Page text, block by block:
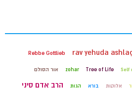
rav yehuda
Rebbe Gottlieb
Self
Tree of Life
zohar אור הסולם
אלוקות בורא הגות הרב אדם סיני